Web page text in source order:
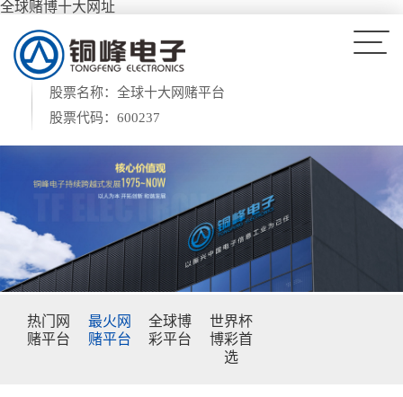
全球赌博十大网址
股票名称：全球十大网赌平台
股票代码：600237
热门网
赌平台
最火网
赌平台
全球博
彩平台
世界杯
博彩首
选